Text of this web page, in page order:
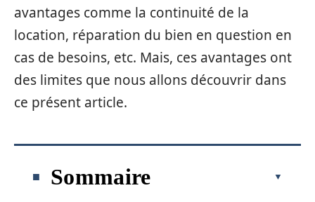
avantages comme la continuité de la
location, réparation du bien en question en
cas de besoins, etc. Mais, ces avantages ont
des limites que nous allons découvrir dans
ce présent article.
Sommaire